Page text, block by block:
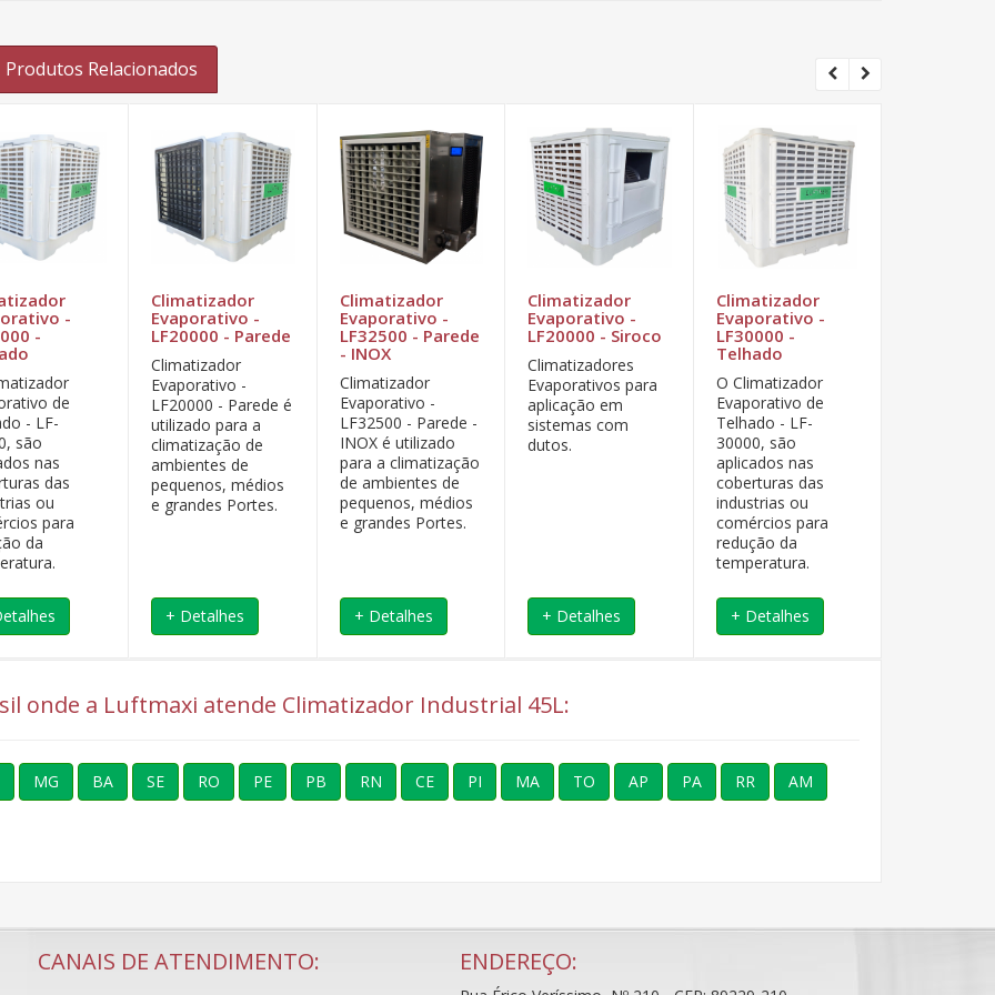
Produtos Relacionados
-
-
de
- LF-
são
nas
das
ou
para
da
Climatizador
Evaporativo -
LF20000 - Parede
Climatizador
Evaporativo -
LF20000 - Parede é
utilizado para a
climatização de
ambientes de
pequenos, médios
e grandes Portes.
+ Detalhes
Climatizador
Evaporativo -
LF32500 - Parede
- INOX
Climatizador
Evaporativo -
LF32500 - Parede -
INOX é utilizado
para a climatização
de ambientes de
pequenos, médios
e grandes Portes.
+ Detalhes
Climatizador
Evaporativo -
LF20000 - Siroco
Climatizadores
Evaporativos para
aplicação em
sistemas com
dutos.
+ Detalhes
Climatizador
Evaporativo -
LF30000 -
Telhado
O Climatizador
Evaporativo de
Telhado - LF-
30000, são
aplicados nas
coberturas das
industrias ou
comércios para
redução da
temperatura.
+ Detalhes
onde a Luftmaxi atende Climatizador Industrial 45L:
MG BA SE RO PE PB RN CE PI MA TO AP PA RR AM
CANAIS DE ATENDIMENTO: ENDEREÇO: